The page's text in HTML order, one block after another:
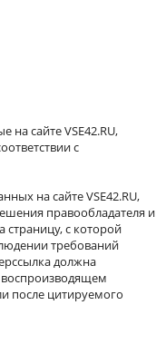
на сайте VSE42.RU,
с
на сайте VSE42.RU,
правообладателя и
страницу, с которой
требований
должна
воспроизводящем
после цитируемого